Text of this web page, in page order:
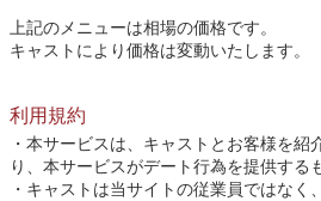
上記のメニューは相場の価格です。
キャストにより価格は変動いたします。
利用規約
本サービスは、キャストとお客様を紹
り、本サービスがデート行為を提供する
キャストは当サイトの従業員ではなく